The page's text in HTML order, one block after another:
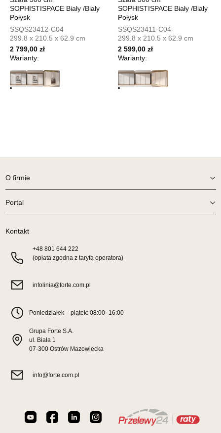
Nr tel. 508100164
Adres e-mail:
meblostyl01@op.pl
Godziny otwarcia
Pn-Pt: 09:00-17:00, Sb: 09:00-14:00
Nr tel.67-3873822
Godziny otwarcia
Pn-Pt: 10:00-18:00, Sb: 10:00-14:00
SALON MEBLOWY TED
UL.DWORCOWA 4
Nr tel.
Adres e-mail:meb_ted@o2.pl
Pn-Pt: 08:00-18:00, Sb: 08:00-14:00
Salon meblowy
SOPHISTISPACE Biały /Biały
Połysk
SSQS23412-C04
299.8 x 210.5 x 62.9 cm
2 799,00 zł
Warianty:
SOPHISTISPACE Biały /Biały
Połysk
SSQS23411-C04
299.8 x 210.5 x 62.9 cm
2 599,00 zł
Warianty:
O firmie
Portal
Kontakt
+48 801 644 222
(opłata zgodna z taryfą operatora)
infolinia@forte.com.pl
Poniedziałek – piątek: 08:00–16:00
Grupa Forte S.A.
ul. Biała 1
07-300 Ostrów Mazowiecka
info@forte.com.pl